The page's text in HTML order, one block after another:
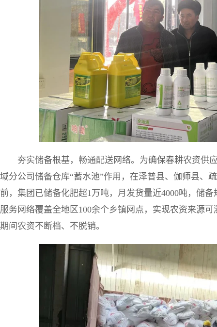
夯实储备根基，畅通配送网络。为确保春耕农资供
域分公司储备仓库“蓄水池”作用，在泽普县、伽师县、
前，集团已储备化肥超1万吨，月发货量近4000吨，储
服务网络覆盖全地区100余个乡镇网点，实现农资来源
期间农资不断档、不脱销。